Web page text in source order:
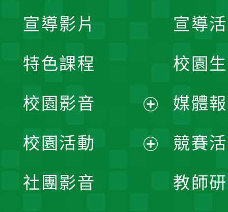
宣導
校園
媒體
競賽
教師
宣導影片
特色課程
校園影音
開
校園活動
社團影音